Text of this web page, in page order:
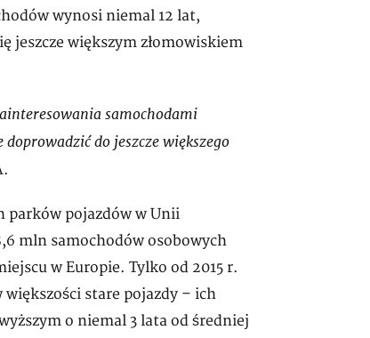
wynosi niemal 12 lat,
jeszcze większym złomowiskiem
samochodami
do jeszcze większego
parków pojazdów w Unii
mln samochodów osobowych
w Europie. Tylko od 2015 r.
większości stare pojazdy – ich
o niemal 3 lata od średniej